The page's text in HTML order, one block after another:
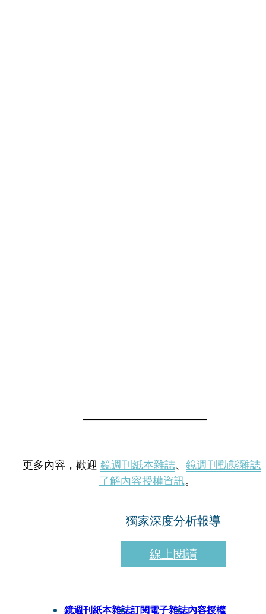
更多內容，歡迎 鏡週刊紙本雜誌、 鏡週刊動態雜誌
了解內容授權資訊。
獨家深度分析報導
線上閱讀
鏡週刊紙本雜誌訂閱電子雜誌內容授權